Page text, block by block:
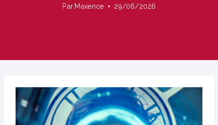
Par Maxence 29/06/2026